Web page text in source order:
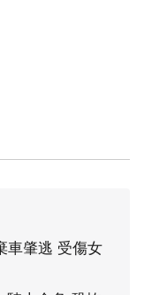
車肇逃 受傷女